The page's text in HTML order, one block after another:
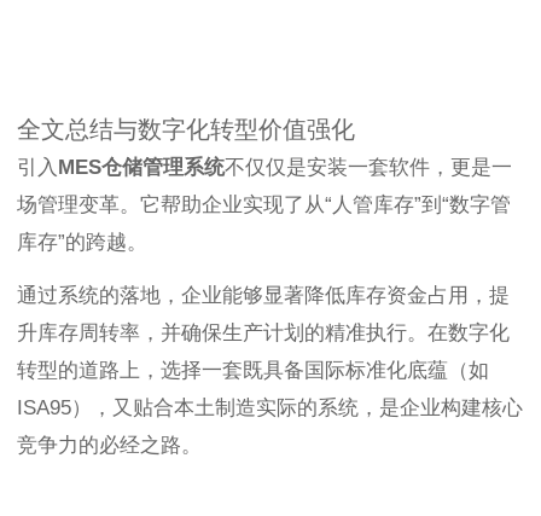
全文总结与数字化转型价值强化
引入 MES仓储管理系统不仅仅是安装一套软件，更是一
场管理变革。它帮助企业实现了从“人管库存”到“数字管
库存”的跨越。
通过系统的落地，企业能够显著降低库存资金占用，提
升库存周转率，并确保生产计划的精准执行。在数字化
转型的道路上，选择一套既具备国际标准化底蕴（如
ISA95），又贴合本土制造实际的系统，是企业构建核心
竞争力的必经之路。